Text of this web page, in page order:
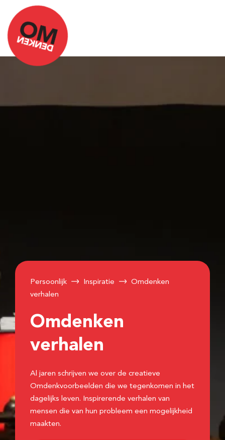
Persoonlijk Inspiratie
Omdenken
verhalen
Omdenken
verhalen
Al jaren schrijven we over de creatieve
Omdenkvoorbeelden die we tegenkomen in het
dagelijks leven. Inspirerende verhalen van
mensen die van hun probleem een mogelijkheid
maakten.